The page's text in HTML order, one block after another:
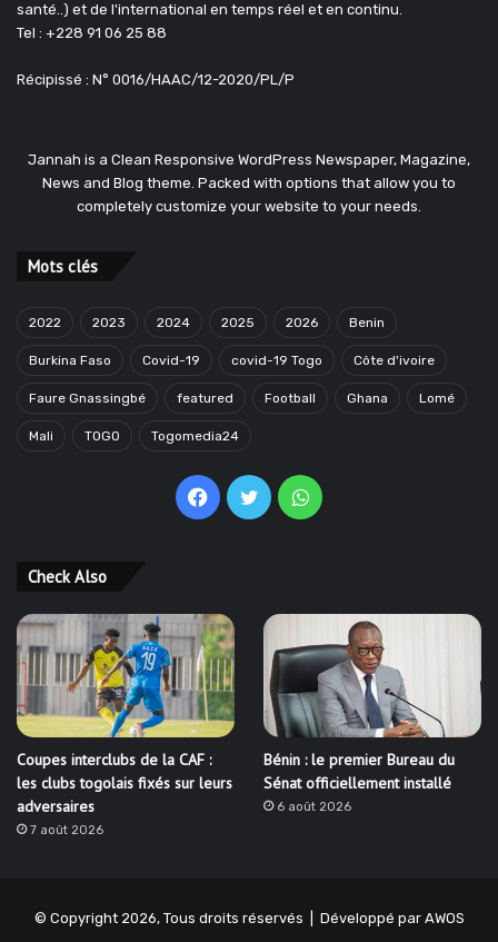
santé..) et de l'international en temps réel et en continu.
Tel : +228 91 06 25 88
Récipissé : N° 0016/HAAC/12-2020/PL/P
Jannah is a Clean Responsive WordPress Newspaper, Magazine,
News and Blog theme. Packed with options that allow you to
completely customize your website to your needs.
Mots clés
2022 2023 2024 2025 2026 Benin
Burkina Faso Covid-19 covid-19 Togo Côte d'ivoire
Faure Gnassingbé featured Football Ghana Lomé
Mali TOGO Togomedia24
Facebook
TwitterWhatsApp
Check Also
Coupes interclubs de la CAF :
les clubs togolais fixés sur leurs
adversaires
7 août 2026
Bénin : le premier Bureau du
Sénat officiellement installé
6 août 2026
© Copyright 2026, Tous droits réservés | Développé par AWOS